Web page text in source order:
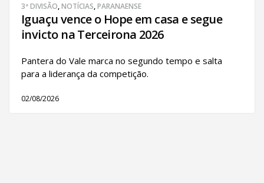
3ª DIVISÃO,NOTÍCIAS,PARANAENSE
Iguaçu vence o Hope em casa e segue
invicto na Terceirona 2026
Pantera do Vale marca no segundo tempo e salta
para a liderança da competição.
02/08/2026